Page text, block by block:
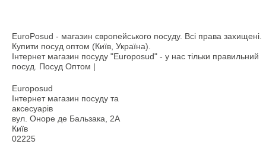
EuroPosud - магазин європейського посуду. Всі права захищені.
Купити посуд оптом (Київ, Україна).
Інтернет магазин посуду "Europosud" - у нас тільки правильний
посуд. Посуд Оптом |
Europosud
Інтернет магазин посуду та
аксесуарів
вул. Оноре де Бальзака, 2А
Київ
02225